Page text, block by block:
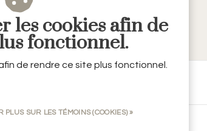
les cookies afin de
fonctionnel.
de rendre ce site plus fonctionnel.
PLUS SUR LES TÉMOINS (COOKIES) »